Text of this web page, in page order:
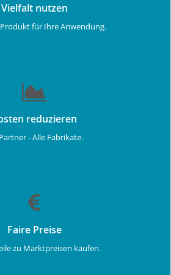
Vielfalt nutzen
für Ihre Anwendung.
reduzieren
- Alle Fabrikate.
Faire Preise
zu Marktpreisen kaufen.